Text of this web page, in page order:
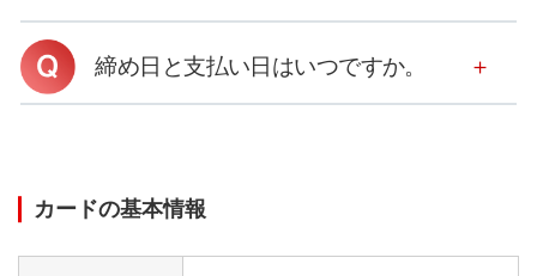
締め日と支払い日はいつですか。
カードの基本情報